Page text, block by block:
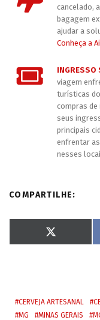
cancelado,
bagagem
ajudar a
Conheça a
INGRESSO
viagem
turísticas
compras
seus
principais
enfrentar
nesses
COMPARTILHE:
S
h
X
(
r
)
CERVEJA ARTESANAL
MG
MINAS GERAIS